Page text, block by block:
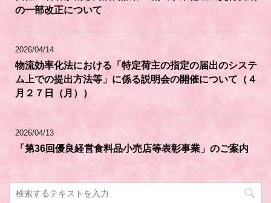
の一部改正について
2026/04/14
物流効率化法における「特定荷主の指定の届出のシステ
ム上での提出方法等」に係る説明会の開催について（４
月２７日（月））
2026/04/13
「第36回優良経営食料品小売店等表彰事業」のご案内